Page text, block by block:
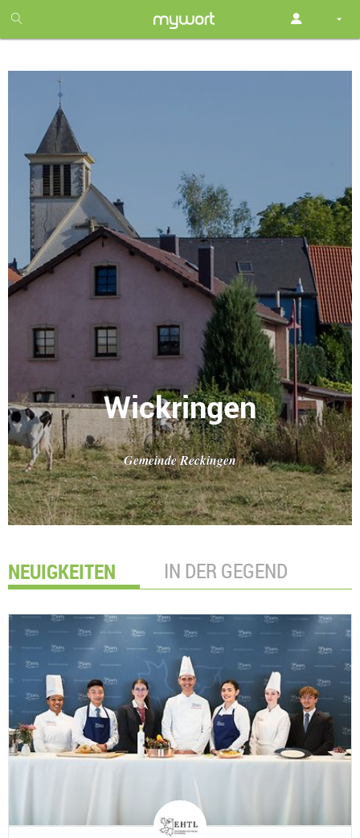
month
free
Wickringen
Gemeinde Reckingen
NEUIGKEITEN IN DER GEGEND